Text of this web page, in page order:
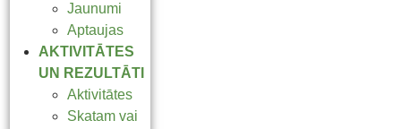
Jaunumi
Aptaujas
AKTIVITĀTES
UN REZULTĀTI
Aktivitātes
Skatam vai